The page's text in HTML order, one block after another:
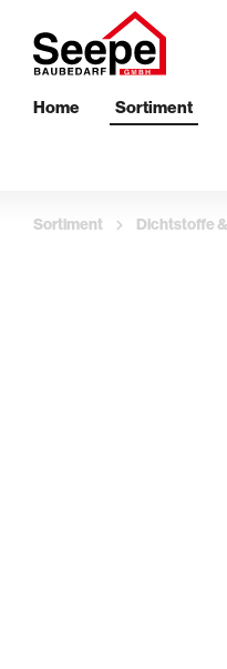
Home Sortiment
EPS-
Sortiment Dichtstoffe